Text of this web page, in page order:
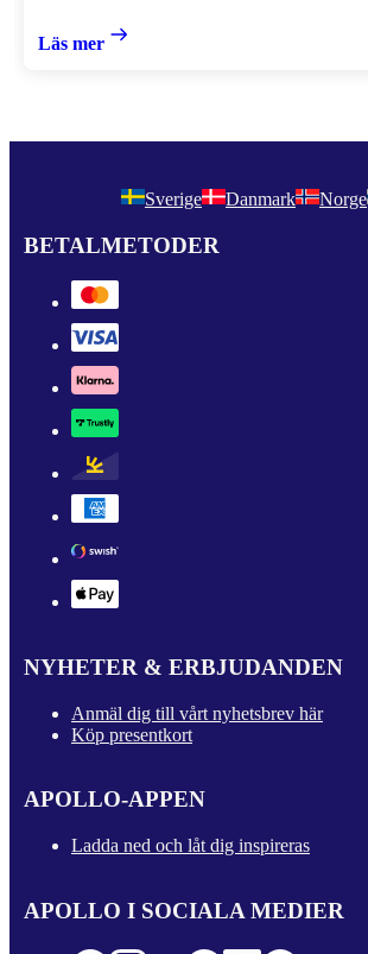
Läs mer
Sverige Danmark Norge
BETALMETODER
NYHETER & ERBJUDANDEN
Anmäl dig till vårt nyhetsbrev här
Köp presentkort
APOLLO-APPEN
Ladda ned och låt dig inspireras
APOLLO I SOCIALA MEDIER